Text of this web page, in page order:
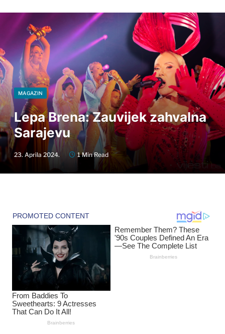
MAGAZIN
Lepa Brena: Zauvijek zahvalna
Sarajevu
23. Aprila 2024. 1 Min Read